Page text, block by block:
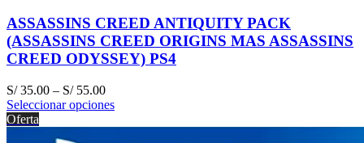
ASSASSINS CREED ANTIQUITY PACK
(ASSASSINS CREED ORIGINS MAS ASSASSINS
CREED ODYSSEY) PS4
S/35.00 – S/55.00
Seleccionar opciones
Oferta